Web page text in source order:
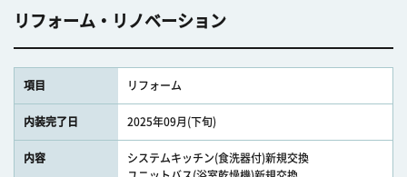
リフォーム・リノベーション
項目 リフォーム
内装完了日 2025年09月(下旬)
内容
システムキッチン(食洗器付)新規交換